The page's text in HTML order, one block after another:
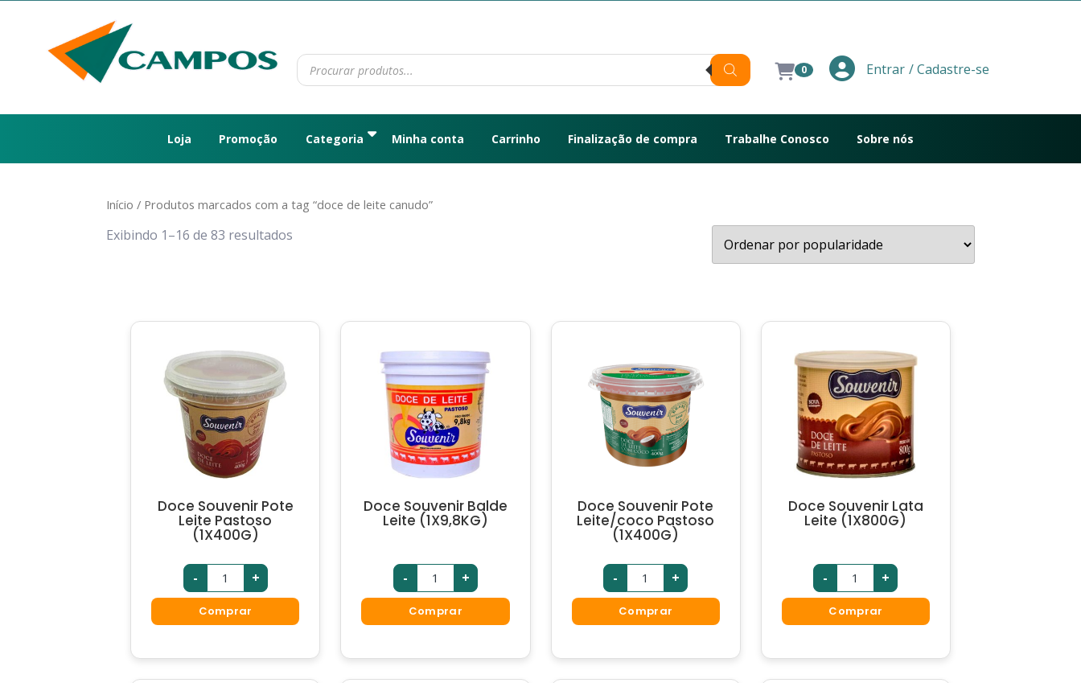
0 Entrar / Cadastre-se
Loja Promoção Categoria Minha conta Carrinho Finalização de compra Trabalhe Conosco Sobre nós
Início / Produtos marcados com a tag “doce de leite canudo”
Exibindo 1–16 de 83 resultados
Doce Souvenir Pote
Leite Pastoso
(1X400G)
- +
Comprar
Doce Souvenir Balde
Leite (1X9,8KG)
- +
Comprar
Doce Souvenir Pote
Leite/coco Pastoso
(1X400G)
- +
Comprar
Doce Souvenir Lata
Leite (1X800G)
- +
Comprar